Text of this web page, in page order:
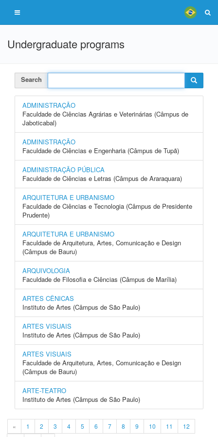
Undergraduate programs
Search
ADMINISTRAÇÃO
Faculdade de Ciências Agrárias e Veterinárias (Câmpus de
Jaboticabal)
ADMINISTRAÇÃO
Faculdade de Ciências e Engenharia (Câmpus de Tupã)
ADMINISTRAÇÃO PÚBLICA
Faculdade de Ciências e Letras (Câmpus de Araraquara)
ARQUITETURA E URBANISMO
Faculdade de Ciências e Tecnologia (Câmpus de Presidente
Prudente)
ARQUITETURA E URBANISMO
Faculdade de Arquitetura, Artes, Comunicação e Design
(Câmpus de Bauru)
ARQUIVOLOGIA
Faculdade de Filosofia e Ciências (Câmpus de Marília)
ARTES CÊNICAS
Instituto de Artes (Câmpus de São Paulo)
ARTES VISUAIS
Instituto de Artes (Câmpus de São Paulo)
ARTES VISUAIS
Faculdade de Arquitetura, Artes, Comunicação e Design
(Câmpus de Bauru)
ARTE-TEATRO
Instituto de Artes (Câmpus de São Paulo)
« 1 2 3 4 5 6 7 8 9 10 11
12